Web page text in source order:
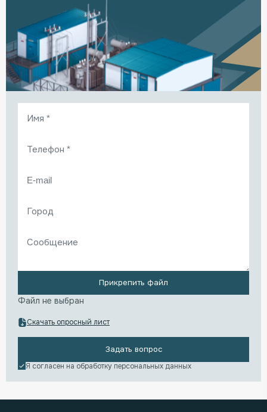
Прикрепить файл
Файл не выбран
Скачать опросный лист
Задать вопрос
Я согласен на обработку персональных данных